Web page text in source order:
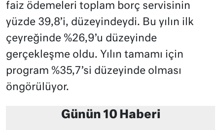
faiz ödemeleri toplam borç servisinin
yüzde 39,8’i, düzeyindeydi. Bu yılın ilk
çeyreğinde %26,9’u düzeyinde
gerçekleşme oldu. Yılın tamamı için
program %35,7’si düzeyinde olması
öngörülüyor.
Günün 10 Haberi